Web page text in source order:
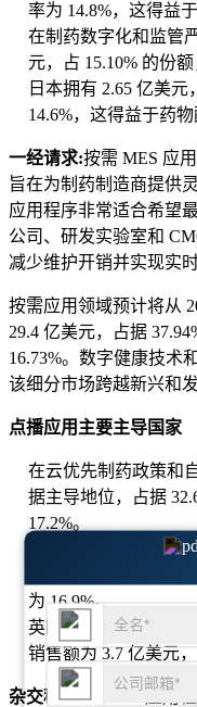
率为 14.8%，这得益
在制药数字化和监管
元，占 15.10% 的份
日本拥有 2.65 亿美
14.6%，这得益于药
一经请求:按需 MES 应
旨在为制药制造商提供
应用程序非常适合希望
公司、研发实验室和
减少维护开销并实现实
按需应用领域预计将从
29.4 亿美元，占据
16.73%。数字健康技术
该细分市场跨越新兴和发
点播应用主要主导国家
在云优先制药政策和
据主导地位，占据
17.2%。
印度在出口驱动型制
得了 4.75 亿美元的
为 16.9%。
英国报告称，由于合
销售额为 3.7 亿美元
杂交种:混合 MES 应用